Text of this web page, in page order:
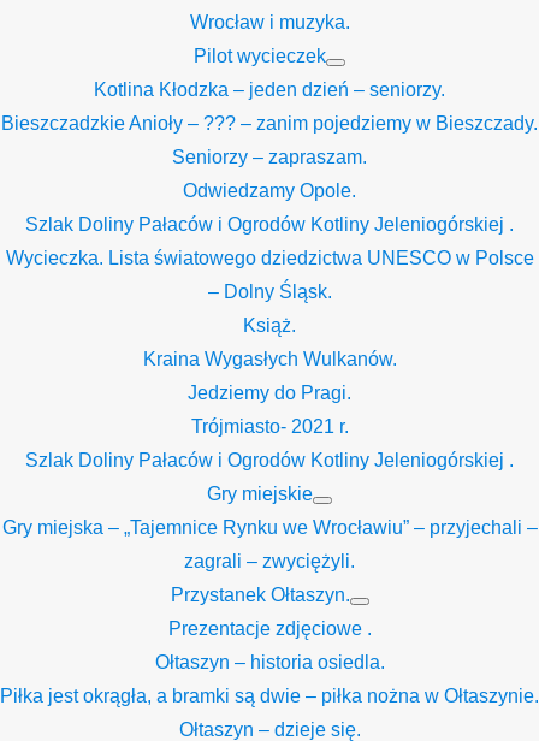
Wrocław i muzyka.
Pilot wycieczek
Show
sub
Kotlina Kłodzka – jeden dzień – seniorzy.
Bieszczadzkie Anioły – ??? – zanim pojedziemy w Bieszczady.
Seniorzy – zapraszam.
Odwiedzamy Opole.
Szlak Doliny Pałaców i Ogrodów Kotliny Jeleniogórskiej .
Wycieczka. Lista światowego dziedzictwa UNESCO w Polsce
– Dolny Śląsk.
Książ.
Kraina Wygasłych Wulkanów.
Jedziemy do Pragi.
Trójmiasto- 2021 r.
Szlak Doliny Pałaców i Ogrodów Kotliny Jeleniogórskiej .
Gry miejskie
Show
sub
Gry miejska – „Tajemnice Rynku we Wrocławiu” – przyjechali –
zagrali – zwyciężyli.
Przystanek Ołtaszyn.
Show
sub
Prezentacje zdjęciowe .
Ołtaszyn – historia osiedla.
Piłka jest okrągła, a bramki są dwie – piłka nożna w Ołtaszynie.
Ołtaszyn – dzieje się.